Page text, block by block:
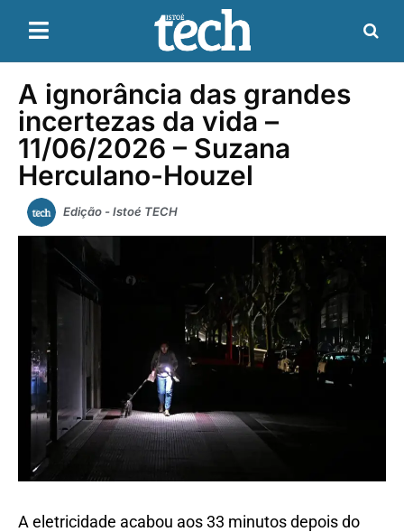
A ignorância das grandes
incertezas da vida –
11/06/2026 – Suzana
Herculano-Houzel
Edição - Istoé TECH
A eletricidade acabou aos 33 minutos depois do